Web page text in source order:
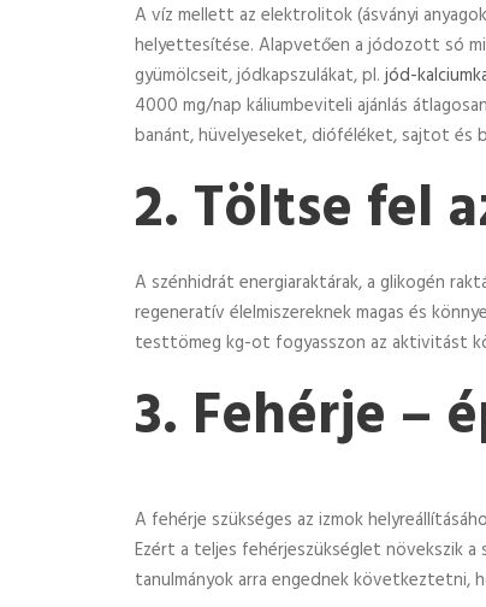
A víz mellett az elektrolitok (ásványi
helyettesítése. Alapvetően a jódozott só
gyümölcseit, jódkapszulákat, pl.jód-
4000 mg/nap káliumbeviteli ajánlás
banánt, hüvelyeseket, dióféléket, sajtot és
2. Töltse fel
A szénhidrát energiaraktárak, a glikogén
regeneratív élelmiszereknek magas és
testtömeg kg-ot fogyasszon az aktivitást
3. Fehérje –
A fehérje szükséges az izmok
Ezért a teljes fehérjeszükséglet növekszik
tanulmányok arra engednek következtetni,